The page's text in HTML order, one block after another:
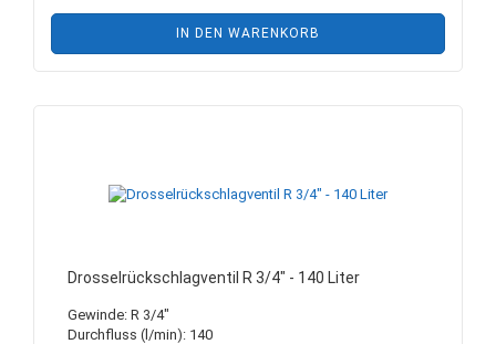
IN DEN WARENKORB
Drosselrückschlagventil R 3/4" - 140 Liter
Gewinde: R 3/4"
Durchfluss (l/min): 140